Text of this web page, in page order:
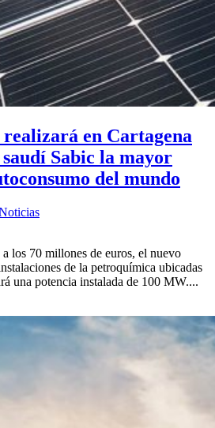
en Cartagena
Sabic la mayor
del mundo
los 70 millones de euros, el nuevo
de la petroquímica ubicadas
una potencia instalada de 100 MW....